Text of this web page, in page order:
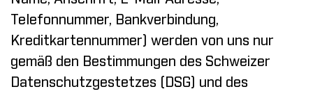
Telefonnummer, Bankverbindung,
Kreditkartennummer) werden von uns nur
gemäß den Bestimmungen des Schweizer
Datenschutzgestetzes (DSG) und des